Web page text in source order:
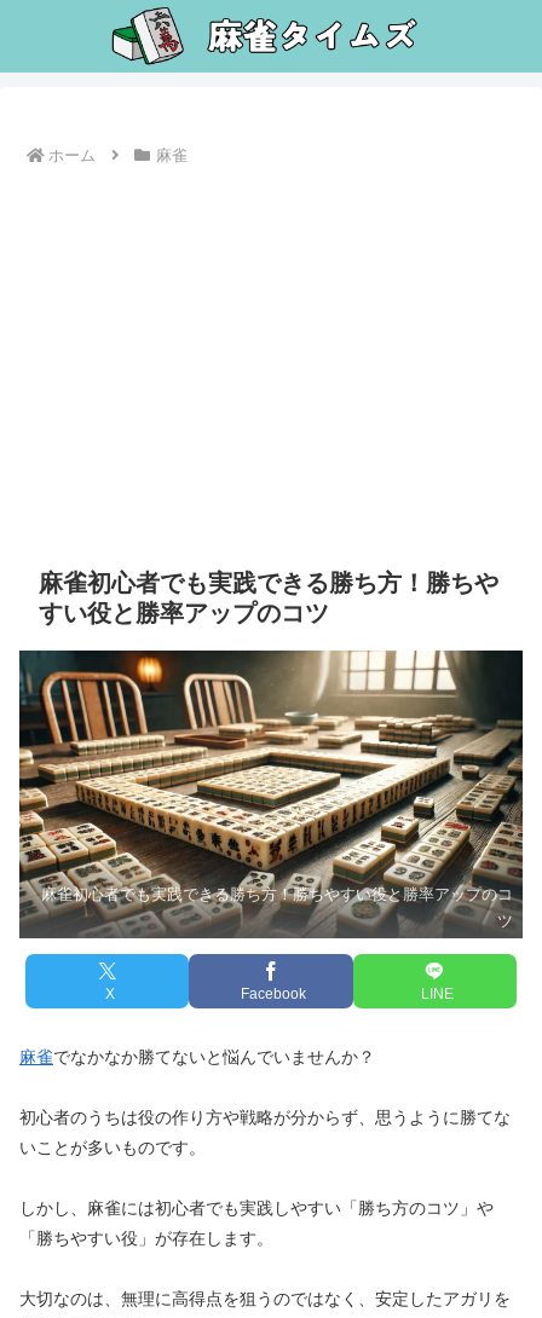
ホーム 麻雀
麻雀初心者でも実践できる勝ち方！勝ちや
すい役と勝率アップのコツ
麻雀初心者でも実践できる勝ち方！勝ちやすい役と勝率アップのコ
ツ
X Facebook LINE
麻雀でなかなか勝てないと悩んでいませんか？
初心者のうちは役の作り方や戦略が分からず、思うように勝てな
いことが多いものです。
しかし、麻雀には初心者でも実践しやすい「勝ち方のコツ」や
「勝ちやすい役」が存在します。
大切なのは、無理に高得点を狙うのではなく、安定したアガリを